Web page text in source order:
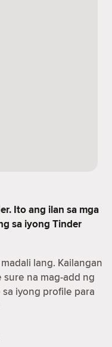
Ito ang ilan sa mga
sa iyong Tinder
lang. Kailangan
sure na mag-add ng
iyong profile para